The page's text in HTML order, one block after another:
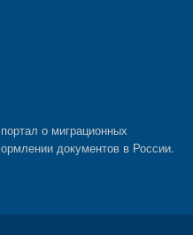
о миграционных
документов в России.